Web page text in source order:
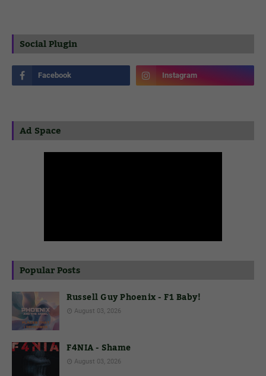
Social Plugin
Ad Space
Popular Posts
Russell Guy Phoenix - F1 Baby!
August 03, 2026
F4NIA - Shame
August 03, 2026